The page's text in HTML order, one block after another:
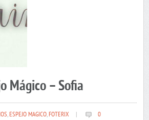
Mágico – Sofia
,ESPEJO MAGICO,FOTERIX 0